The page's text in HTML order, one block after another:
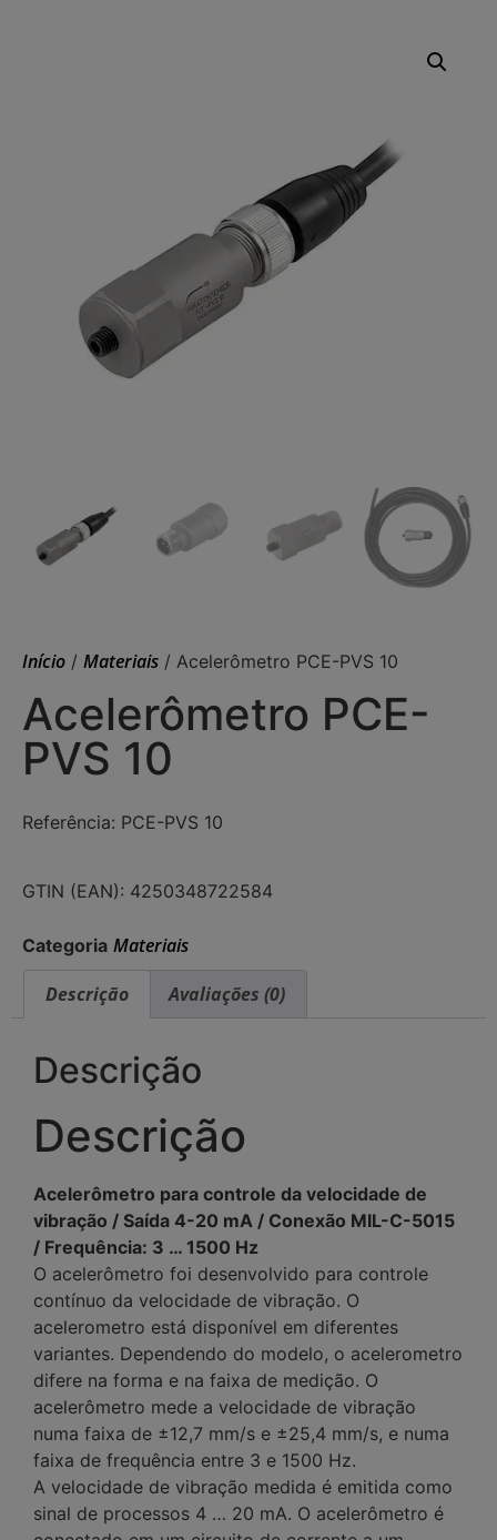
Início / Materiais / Acelerômetro PCE-PVS 10
Acelerômetro PCE-
PVS 10
Referência: PCE-PVS 10
GTIN (EAN): 4250348722584
Categoria Materiais
Descrição
Avaliações (0)
Descrição
Descrição
Acelerômetro para controle da velocidade de
vibração / Saída 4-20 mA / Conexão MIL-C-5015
/ Frequência: 3 … 1500 Hz
O acelerômetro foi desenvolvido para controle
contínuo da velocidade de vibração. O
acelerometro está disponível em diferentes
variantes. Dependendo do modelo, o acelerometro
difere na forma e na faixa de medição. O
acelerômetro mede a velocidade de vibração
numa faixa de ±12,7 mm/s e ±25,4 mm/s, e numa
faixa de frequência entre 3 e 1500 Hz.
A velocidade de vibração medida é emitida como
sinal de processos 4 … 20 mA. O acelerômetro é